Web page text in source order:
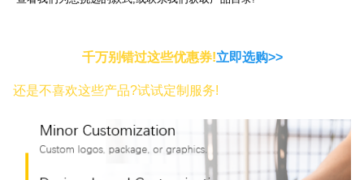
千万别错过这些优惠券!立即选购>>
还是不喜欢这些产品?试试定制服务!